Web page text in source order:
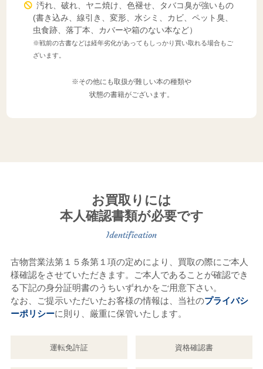
汚れ、破れ、ヤニ焼け、色褪せ、タバコ臭が強いもの
(書き込み、線引き、変形、水シミ、カビ、ペット臭、
虫食跡、落丁本、カバーや箱のない本など）
※戦前の古書などは経年劣化があってもしっかり買い取れる場合もご
ざいます。
※その他にも取扱が難しい本の種類や
状態の書籍がございます。
お買取りには
本人確認書類が必要です
古物営業法第１５条第１項の定めにより、買取の際にご本人
様確認をさせていただきます。ご本人であることが確認でき
る下記の身分証明書のうちいずれかをご用意下さい。
なお、ご提示いただいたお客様の情報は、当社のプライバシ
ーポリシーに則り、厳重に保管いたします。
運転免許証 資格確認書